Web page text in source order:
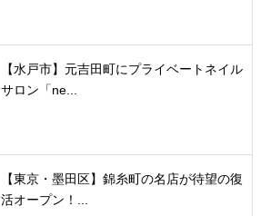
【水戸市】元吉田町にプライベートネイル
サロン「ne...
【東京・墨田区】錦糸町の名店が待望の復
活オープン！...